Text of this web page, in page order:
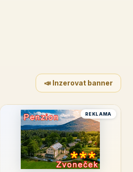
📣 Inzerovat banner
REKLAMA